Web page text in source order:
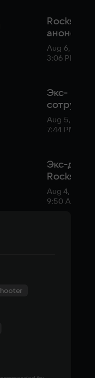
Rockstar
геймплея
Netflix
Aug 6, 2026,
3:06 PM
Экс-
Rockstar
Aug 5, 2026,
7:44 PM
Экс-
Rockstar
Games
раскрыл
Aug 4, 2026,
9:50 AM